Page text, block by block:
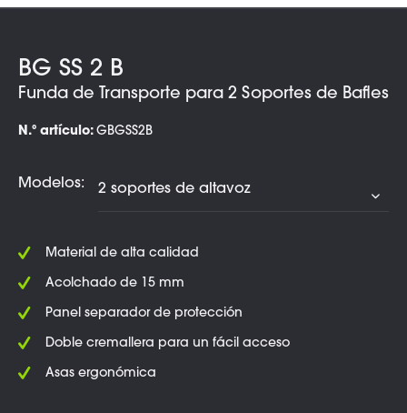
BG SS 2 B
Funda de Transporte para 2 Soportes de Bafles
N.º artículo: GBGSS2B
Modelos:
Material de alta calidad
Acolchado de 15 mm
Panel separador de protección
Doble cremallera para un fácil acceso
Asas ergonómica